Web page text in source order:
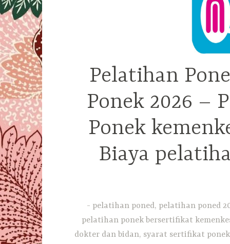
Pelatihan
Ponek 2026 –
Ponek
Biaya
pelatihan poned, pelatihan poned
pelatihan ponek bersertifikat
dokter dan bidan, syarat sertifikat ponek